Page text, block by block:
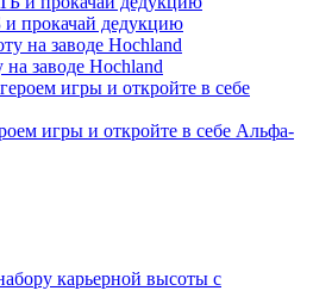
прокачай дедукцию
заводе Hochland
игры и откройте в себе Альфа-